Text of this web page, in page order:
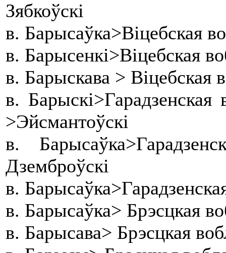
Зябкоўскі
в. Барысаўка>Віцебская
в. Барысенкі>Віцебская
в. Барыскава > Віцебская
в. Барыскі>Гарадзенская
>Эйсмантоўскі
в.
Дземброўскі
в.
в. Барысаўка> Брэсцкая
в. Барысава> Брэсцкая